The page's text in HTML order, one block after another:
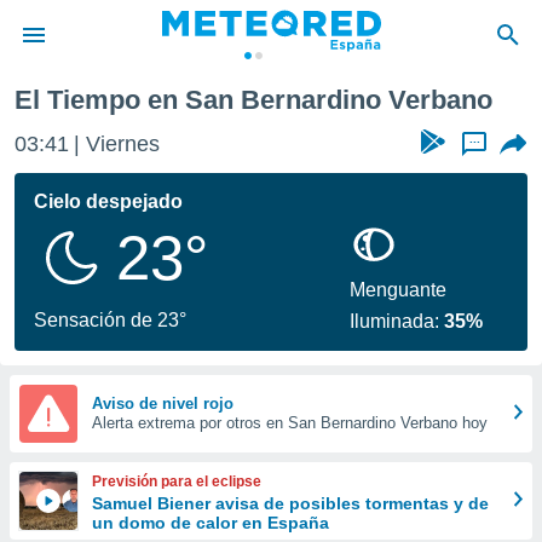
de
por
se
calidad.
a este
las
y
forma
digital
basada
El Tiempo en San Bernardino Verbano
03:41 Viernes ...
Cielo despejado
23°
Sensación de 23°
Menguante
Iluminada:35%
Aviso de nivel rojo
Alerta extrema por otros en San Bernardino Verbano hoy
Previsión para el eclipse
Samuel Biener avisa de posibles tormentas y de
un domo de calor en España